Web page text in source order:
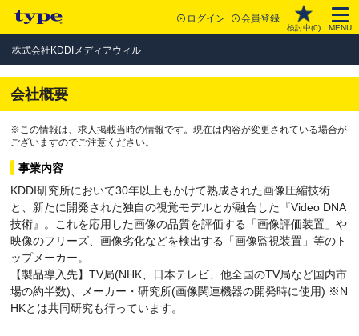
ログイン 会員登録
検討中(0) MENU
株式会社KDDIメディアウィル
会社概要
※この情報は、求人掲載当時の情報です。現在は内容が変更されている場合が
ございますのでご注意ください。
事業内容
KDDI研究所において30年以上もかけて熟成された画像圧縮技術
と、新たに開発された独自の視覚モデルとが融合した『Video DNA
技術』。これを応用した画像の品質を評価する「画像評価装置」や
映像のフリーズ、画像劣化などを検出する「画像監視装置」等のト
ップメーカー。
【製品導入先】TV局(NHK、日本テレビ、他全国のTV局など国内市
場の約半数)、メーカー・研究所(画像関連機器の開発時に使用) ※N
HKとは共同研究も行っています。